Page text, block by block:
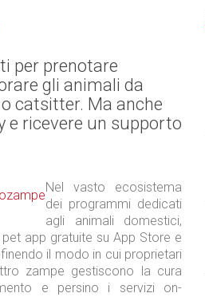
per prenotare
gli animali da
catsitter. Ma anche
e ricevere un supporto
Nel vasto ecosistema
dei programmi dedicati
agli animali domestici,
app gratuite su App Store e
il modo in cui proprietari
zampe gestiscono la cura
e persino i servizi on-